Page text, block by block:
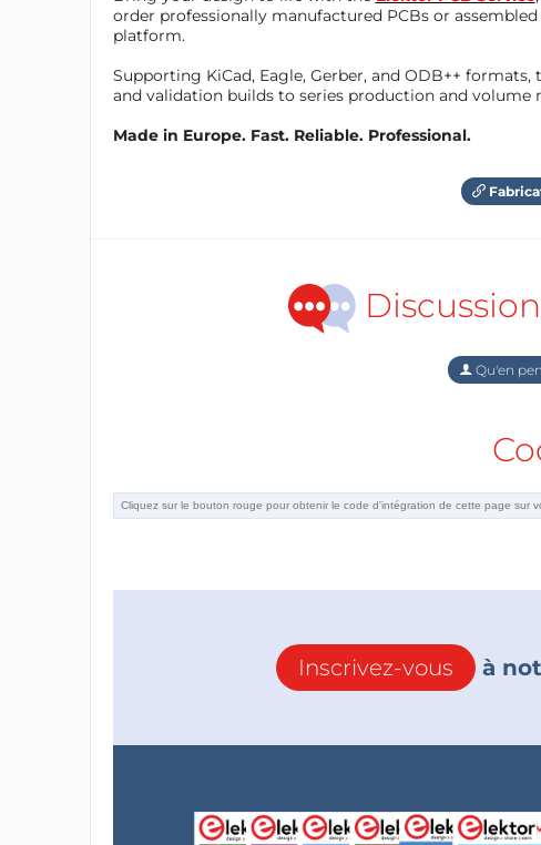
order professionally manufactured PCBs or
platform.
Supporting KiCad, Eagle, Gerber, and ODB++
and validation builds to series production and volume
Made in Europe. Fast. Reliable. Professional.
Discussion
Qu'en
Inscrivez-vous à